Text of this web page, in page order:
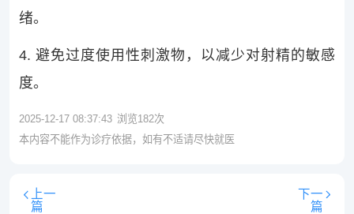
绪。
4. 避免过度使用性刺激物，以减少对射精的敏感
度。
2025-12-17 08:37:43 浏览182次
本内容不能作为诊疗依据，如有不适请尽快就医
上一
篇
下一
篇